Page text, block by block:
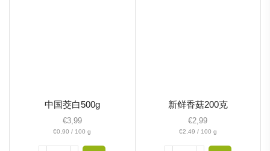
中国茭白500g
€3,99
€0,90 / 100 g
新鲜香菇200克
€2,99
€2,49 / 100 g